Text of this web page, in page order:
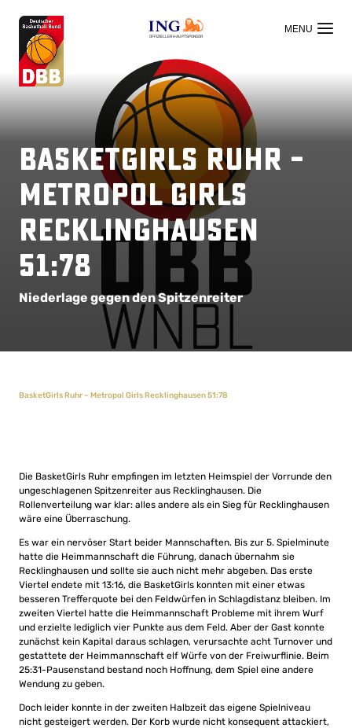
OFFIZIELLER HAUPTSPONSOR
BasketGirls Ruhr –
Metropol Girls
Recklinghausen
51:78
Niederlage gegen den Spitzenreiter
BasketGirls Ruhr – Metropol Girls Recklinghausen 51:78
Die BasketGirls Ruhr empfingen im letzten Heimspiel der Vorrunde den
ungeschlagenen Spitzenreiter aus Recklinghausen. Die
Rollenverteilung war klar: alles andere als ein Sieg für Recklinghausen
wäre eine Überraschung.
Es war ein nervöser Start beider Mannschaften. Bis zur 5. Spielminute
hatte die Heimmannschaft die Führung, danach übernahm sie
Recklinghausen und sollte sie auch nicht mehr abgeben. Das erste
Viertel endete mit 13:16, die BasketGirls konnten mit einer etwas
besseren Trefferquote bei den Feldwürfen in Schlagdistanz bleiben. Im
zweiten Viertel hatte die Heimmannschaft Probleme mit ihrem Wurf
und erzielte lediglich vier Punkte aus dem Feld. Aber der Gast konnte
zunächst kein Kapital daraus schlagen, verursachte acht Turnover und
gestattete der Heimmannschaft elf Würfe von der Freiwurflinie. Beim
25:31-Pausenstand bestand noch Hoffnung, dem Spiel eine andere
Wendung zu geben.
Doch leider konnte in der zweiten Halbzeit das eigene Spielniveau
nicht gesteigert werden. Der Korb wurde nicht konsequent attackiert,